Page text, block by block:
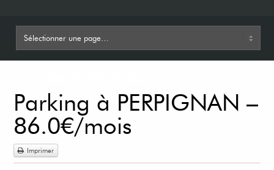
Parking à PERPIGNAN –
86.0€/mois
Imprimer